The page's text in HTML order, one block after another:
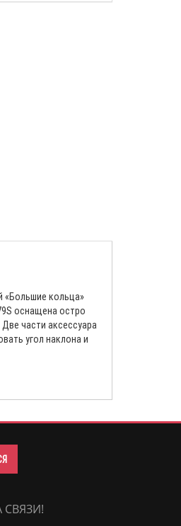
«Большие кольца»
оснащена остро
части аксессуара
угол наклона и
СВЯЗИ!